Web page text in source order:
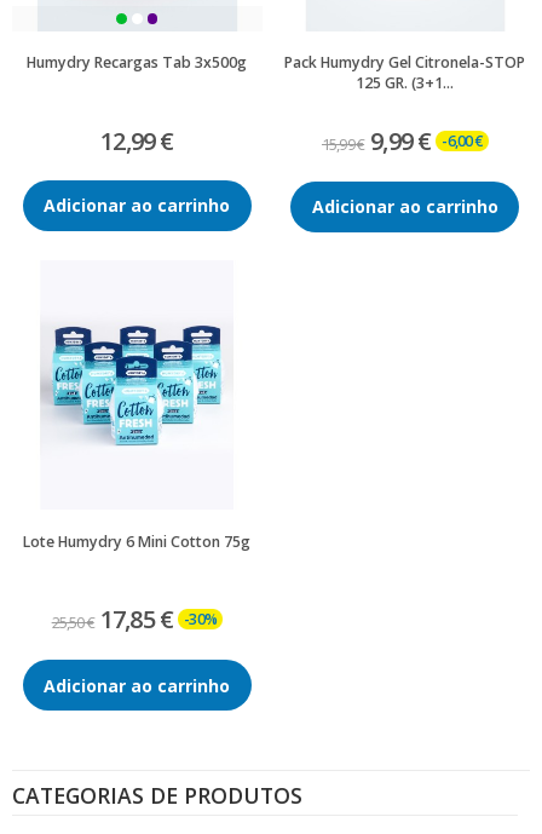
CATEGORIAS DE PRODUTOS
Humydry Recargas Tab 3x500g
12,99 €
Adicionar ao carrinho
Pack Humydry Gel Citronela-STOP
125 GR. (3+1...
15,99 € 9,99 € -6,00 €
Adicionar ao carrinho
Lote Humydry 6 Mini Cotton 75g
25,50 € 17,85 € -30%
Adicionar ao carrinho